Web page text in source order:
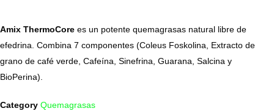
Amix ThermoCore es un potente quemagrasas natural libre de
efedrina. Combina 7 componentes (Coleus Foskolina, Extracto de
grano de café verde, Cafeína, Sinefrina, Guarana, Salcina y
BioPerina).
Category Quemagrasas